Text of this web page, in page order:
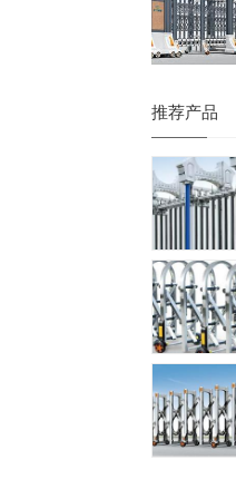
推荐产品